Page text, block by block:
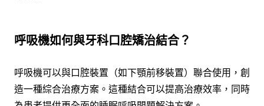
呼吸機如何與牙科口腔矯治結合？
呼吸機可以與口腔裝置（如下顎前移裝置）聯合使用，創
造一種綜合治療方案。這種結合可以提高治療效率，同時